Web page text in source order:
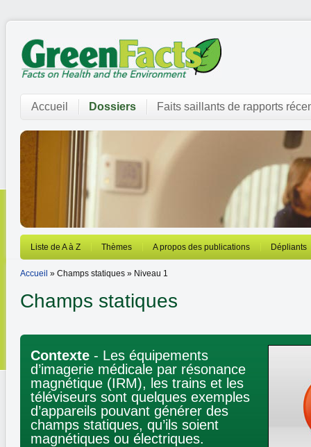
Accueil Dossiers Faits saillants de rapports
Liste de A à Z Thèmes A propos des publications Dépliants
Accueil » Champs statiques » Niveau 1
Champs statiques
Contexte - Les équipements
d’imagerie médicale par résonance
magnétique (IRM), les trains et les
téléviseurs sont quelques exemples
d’appareils pouvant générer des
champs statiques, qu’ils soient
magnétiques ou électriques.